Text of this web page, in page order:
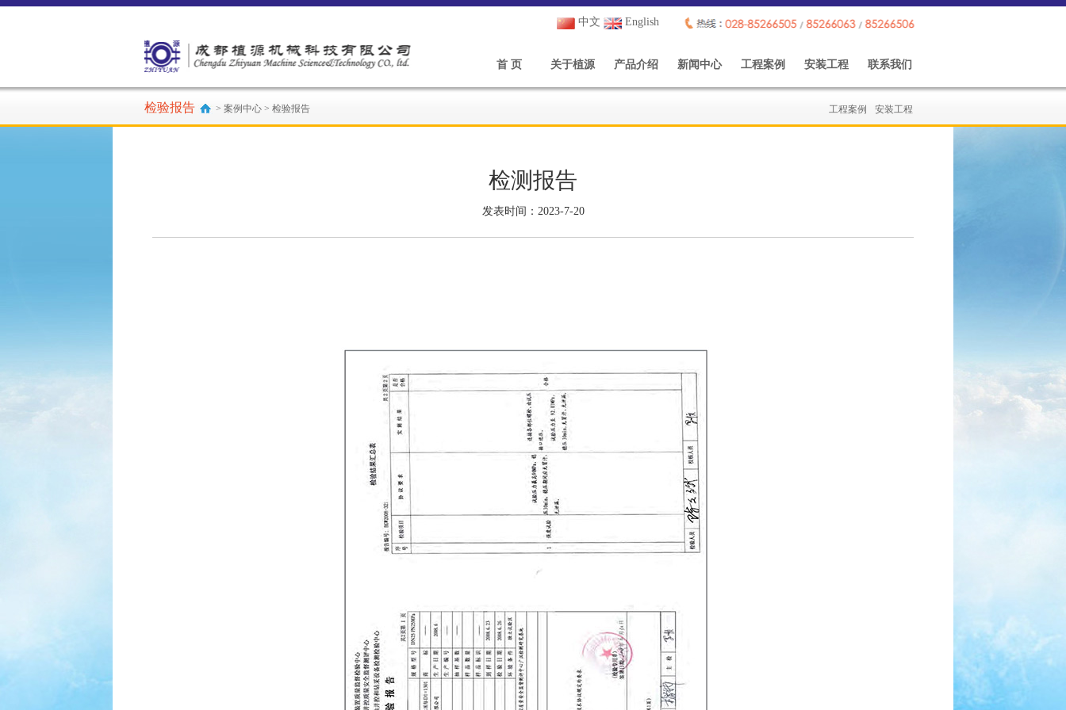
中文 English
首 页 关于植源 产品介绍 新闻中心 工程案例 安装工程 联系我们
检验报告 > 案例中心 > 检验报告 工程案例 安装工程
检测报告
发表时间：2023-7-20